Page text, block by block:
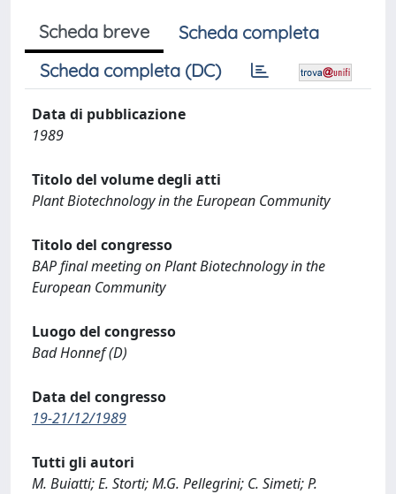
Scheda breve
Scheda completa
Scheda completa (DC)
Data di pubblicazione
1989
Titolo del volume degli atti
Plant Biotechnology in the European Community
Titolo del congresso
BAP final meeting on Plant Biotechnology in the
European Community
Luogo del congresso
Bad Honnef (D)
Data del congresso
19-21/12/1989
Tutti gli autori
M. Buiatti; E. Storti; M.G. Pellegrini; C. Simeti; P.